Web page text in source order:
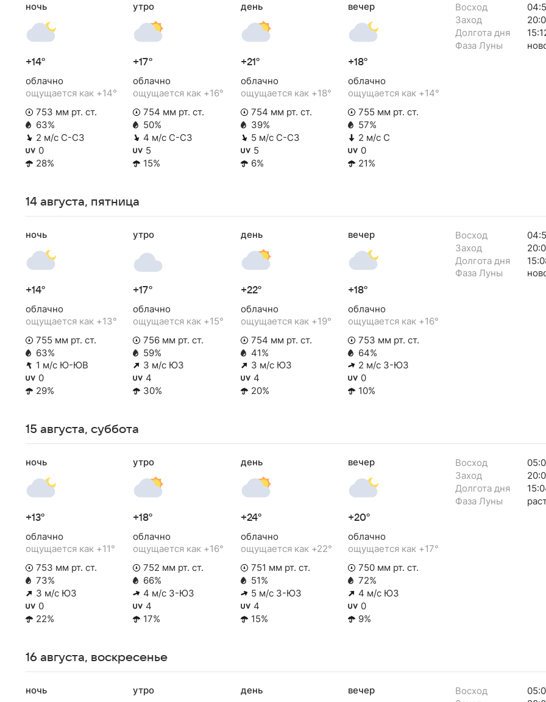
ночь
+14°
облачно
ощущается как +14°
753 мм рт. ст.
63%
2 м/с С-СЗ
0
28%
утро
+17°
облачно
ощущается как +16°
754 мм рт. ст.
50%
4 м/с С-СЗ
5
15%
день
+21°
облачно
ощущается как +18°
754 мм рт. ст.
39%
5 м/с С-СЗ
5
6%
вечер
+18°
облачно
ощущается как +14°
755 мм рт. ст.
57%
2 м/с С
0
21%
Восход
Заход
Долгота дня
Фаза Луны
14 августа, пятница
ночь
+14°
облачно
ощущается как +13°
755 мм рт. ст.
63%
1 м/с Ю-ЮВ
0
29%
утро
+17°
облачно
ощущается как +15°
756 мм рт. ст.
59%
3 м/с ЮЗ
4
30%
день
+22°
облачно
ощущается как +19°
754 мм рт. ст.
41%
3 м/с ЮЗ
4
20%
вечер
+18°
облачно
ощущается как +16°
753 мм рт. ст.
64%
2 м/с З-ЮЗ
0
10%
Восход
Заход
Долгота дня
Фаза Луны
15 августа, суббота
ночь
+13°
облачно
ощущается как +11°
753 мм рт. ст.
73%
3 м/с ЮЗ
0
22%
утро
+18°
облачно
ощущается как +16°
752 мм рт. ст.
66%
4 м/с З-ЮЗ
4
17%
день
+24°
облачно
ощущается как +22°
751 мм рт. ст.
51%
5 м/с З-ЮЗ
4
15%
вечер
+20°
облачно
ощущается как +17°
750 мм рт. ст.
72%
4 м/с ЮЗ
0
9%
Восход
Заход
Долгота дня
Фаза Луны
16 августа, воскресенье
ночь утро день вечер Восход